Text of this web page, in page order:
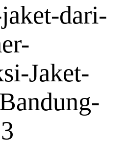
dari-
Jaket-